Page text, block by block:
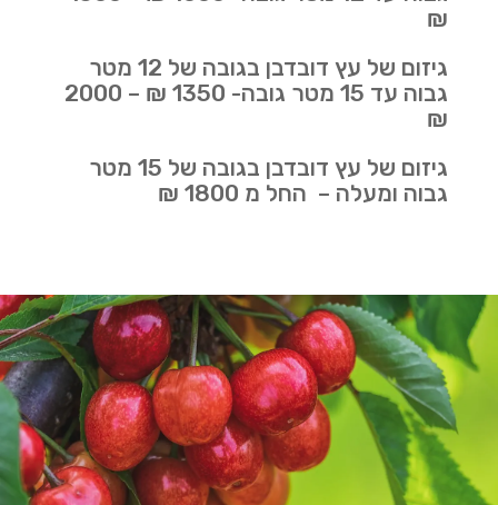
₪
גיזום של עץ דובדבן בגובה של 12 מטר
גבוה עד 15 מטר גובה- 1350 ₪ – 2000
₪
גיזום של עץ דובדבן בגובה של 15 מטר
גבוה ומעלה – החל מ 1800 ₪